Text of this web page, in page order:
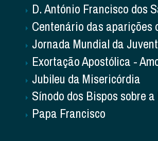
D. António Francisco dos
Centenário das aparições
Jornada Mundial da
Exortação Apostólica -
Jubileu da Misericórdia
Sínodo dos Bispos sobre
Papa Francisco